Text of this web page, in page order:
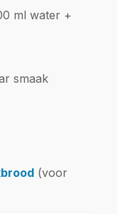
ml water +
smaak
(voor